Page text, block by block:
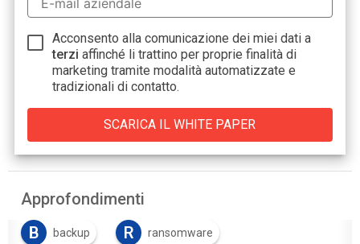
Acconsento alla comunicazione dei miei dati a
terzi affinché li trattino per proprie finalità di
marketing tramite modalità automatizzate e
tradizionali di contatto.
Approfondimenti
B
backup R ransomware